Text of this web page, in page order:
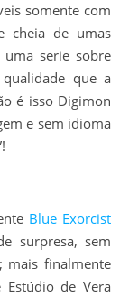
somente com
cheia de umas
uma serie sobre
que a
é isso Digimon
e sem idioma
Blue Exorcist
surpresa, sem
mais finalmente
de Vera